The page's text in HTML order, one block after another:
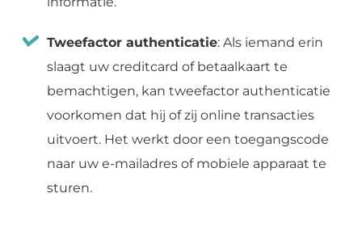
Tweefactor authenticatie: Als iemand erin
slaagt uw creditcard of betaalkaart te
bemachtigen, kan tweefactor authenticatie
voorkomen dat hij of zij online transacties
uitvoert. Het werkt door een toegangscode
naar uw e-mailadres of mobiele apparaat te
sturen.